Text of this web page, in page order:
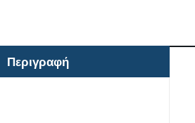
Περιγραφή